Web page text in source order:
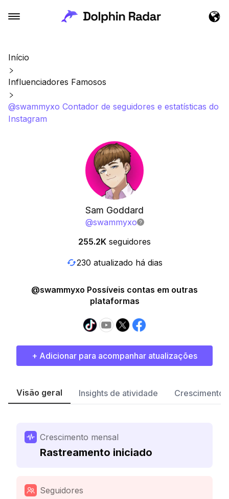
Início
Influenciadores Famosos
@swammyxo Contador de seguidores e estatísticas do
Instagram
Sam Goddard
@swammyxo
255.2K seguidores
230 atualizado há dias
@swammyxo Possíveis contas em outras
plataformas
+ Adicionar para acompanhar atualizações
Visão geral Insights de atividade Crescimento
Crescimento mensal
Rastreamento iniciado
Seguidores